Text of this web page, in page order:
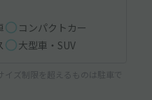
コンパクトカー
大型車・SUV
ズ制限を超えるものは駐車で